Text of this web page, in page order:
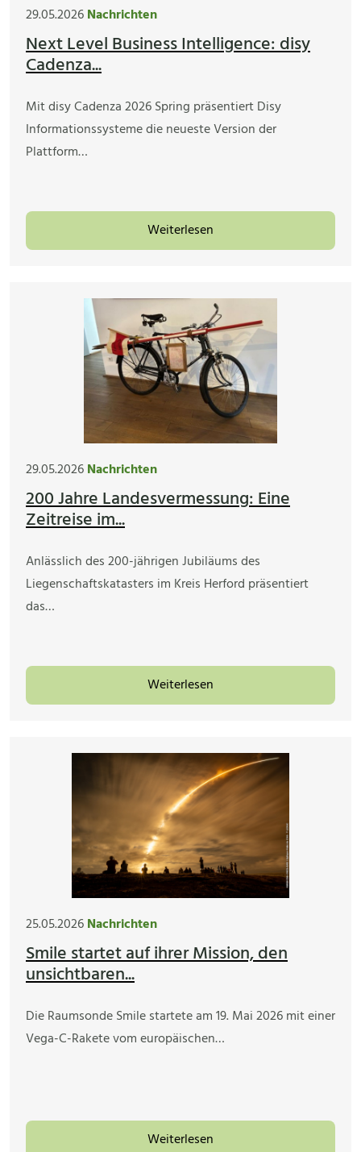
29.05.2026Nachrichten
Next Level Business Intelligence: disy
Cadenza...
Mit disy Cadenza 2026 Spring präsentiert Disy
Informationssysteme die neueste Version der
Plattform…
Weiterlesen
29.05.2026Nachrichten
200 Jahre Landesvermessung: Eine
Zeitreise im...
Anlässlich des 200-jährigen Jubiläums des
Liegenschaftskatasters im Kreis Herford präsentiert
das…
Weiterlesen
25.05.2026Nachrichten
Smile startet auf ihrer Mission, den
unsichtbaren...
Die Raumsonde Smile startete am 19. Mai 2026 mit einer
Vega-C-Rakete vom europäischen…
Weiterlesen